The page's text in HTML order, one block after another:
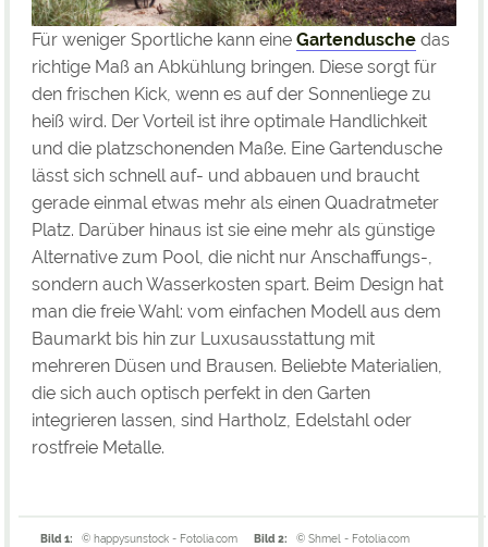
Für weniger Sportliche kann eine Gartenduschedas
richtige Maß an Abkühlung bringen. Diese sorgt für
den frischen Kick, wenn es auf der Sonnenliege zu
heiß wird. Der Vorteil ist ihre optimale Handlichkeit
und die platzschonenden Maße. Eine Gartendusche
lässt sich schnell auf- und abbauen und braucht
gerade einmal etwas mehr als einen Quadratmeter
Platz. Darüber hinaus ist sie eine mehr als günstige
Alternative zum Pool, die nicht nur Anschaffungs-,
sondern auch Wasserkosten spart. Beim Design hat
man die freie Wahl: vom einfachen Modell aus dem
Baumarkt bis hin zur Luxusausstattung mit
mehreren Düsen und Brausen. Beliebte Materialien,
die sich auch optisch perfekt in den Garten
integrieren lassen, sind Hartholz, Edelstahl oder
rostfreie Metalle.
Bild 1: © happysunstock - Fotolia.com Bild 2:
© Shmel - Fotolia.com